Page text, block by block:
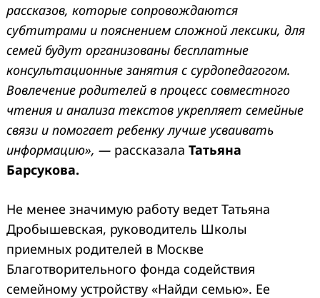
рассказов, которые сопровождаются
субтитрами и пояснением сложной лексики, для
семей будут организованы бесплатные
консультационные занятия с сурдопедагогом.
Вовлечение родителей в процесс совместного
чтения и анализа текстов укрепляет семейные
связи и помогает ребенку лучше усваивать
информацию», — рассказала Татьяна
Барсукова.
Не менее значимую работу ведет Татьяна
Дробышевская, руководитель Школы
приемных родителей в Москве
Благотворительного фонда содействия
семейному устройству «Найди семью». Ее